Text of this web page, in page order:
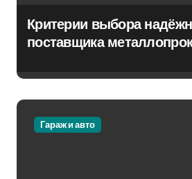
Критерии выбора
поставщика
Гараж и авто